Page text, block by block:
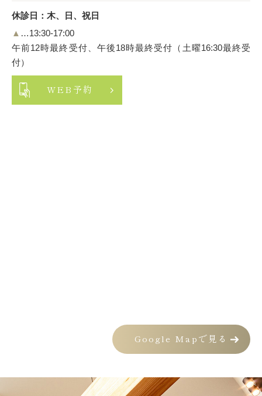
休診日：木、日、祝日
▲ …13:30-17:00
午前12時最終受付、午後18時最終受付（土曜16:30最終受
付）
WEB予約
Google Mapで見る